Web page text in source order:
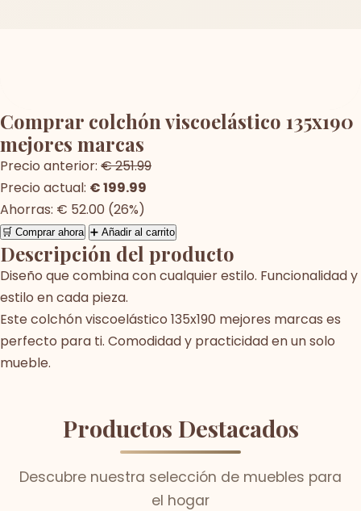
Comprar colchón viscoelástico 135x190
mejores marcas
Precio anterior: € 251.99
Precio actual: € 199.99
Ahorras: € 52.00 (26%)
🛒 Comprar ahora ➕ Añadir al carrito
Descripción del producto
Diseño que combina con cualquier estilo. Funcionalidad y
estilo en cada pieza.
Este colchón viscoelástico 135x190 mejores marcas es
perfecto para ti. Comodidad y practicidad en un solo
mueble.
Productos Destacados
Descubre nuestra selección de muebles para
el hogar